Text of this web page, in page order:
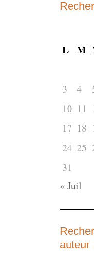
L M
3
4
10 11
17 18
24 25
31
« Juil
auteur